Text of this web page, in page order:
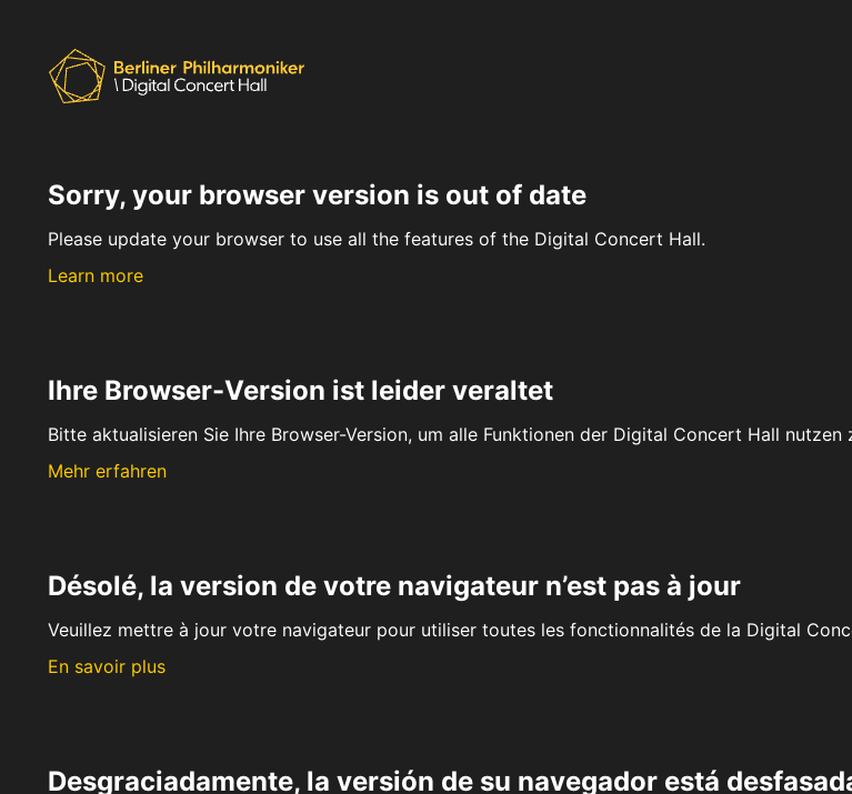
Sorry, your browser version is out of date
Please update your browser to use all the features of the Digital Concert Hall.
Learn more
Ihre Browser-Version ist leider veraltet
Bitte aktualisieren Sie Ihre Browser-Version, um alle Funktionen der Digital Concert Hall nutzen
Mehr erfahren
Désolé, la version de votre navigateur n’est pas à jour
Veuillez mettre à jour votre navigateur pour utiliser toutes les fonctionnalités de la Digital
En savoir plus
Desgraciadamente, la versión de su navegador está